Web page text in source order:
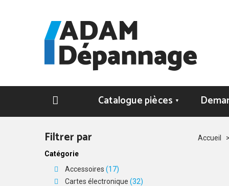
Catalogue pièces ▼
Accueil
Filtrer par
Catégorie
Accessoires (17)
Cartes électronique (32)